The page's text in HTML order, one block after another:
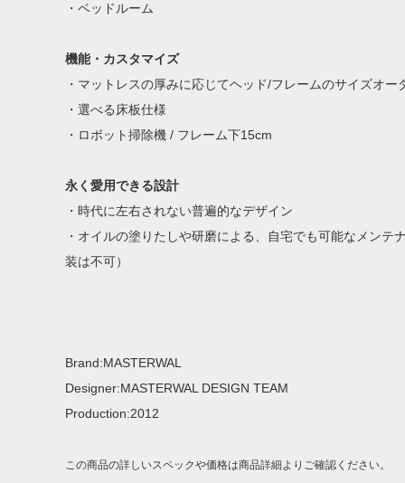
・ベッドルーム
機能・カスタマイズ
・マットレスの厚みに応じてヘッド/フレームのサイズオー
・選べる床板仕様
・ロボット掃除機 / フレーム下15cm
永く愛用できる設計
・時代に左右されない普遍的なデザイン
・オイルの塗りたしや研磨による、自宅でも可能なメンテ
装は不可）
Brand:MASTERWAL
Designer:MASTERWAL DESIGN TEAM
Production:2012
この商品の詳しいスペックや価格は商品詳細よりご確認ください。